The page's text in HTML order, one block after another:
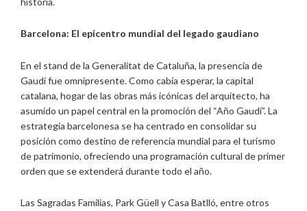
Barcelona: El epicentro mundial del legado gaudiano
En el stand de la Generalitat de Cataluña, la presencia de
Gaudí fue omnipresente. Como cabía esperar, la capital
catalana, hogar de las obras más icónicas del arquitecto, ha
asumido un papel central en la promoción del “Año Gaudí”. La
estrategia barcelonesa se ha centrado en consolidar su
posición como destino de referencia mundial para el turismo
de patrimonio, ofreciendo una programación cultural de primer
orden que se extenderá durante todo el año.
Las Sagradas Familias, Park Güell y Casa Batlló, entre otros